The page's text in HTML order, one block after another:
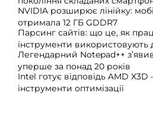
NVIDIA розширює лінійку:
отримала 12 ГБ GDDR7
Парсинг сайтів: що це, як
інструменти використовують
Легендарний Notepad++
уперше за понад 20 років
Intel готує відповідь AMD
інструменти оптимізації